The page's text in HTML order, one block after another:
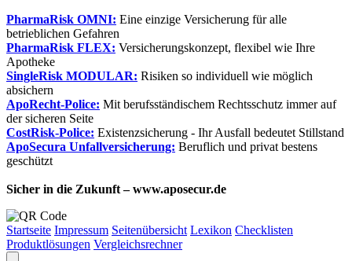
PharmaRisk OMNI: Eine einzige Versicherung für alle
betrieblichen Gefahren
PharmaRisk FLEX: Versicherungskonzept, flexibel wie Ihre
Apotheke
SingleRisk MODULAR: Risiken so individuell wie möglich
absichern
ApoRecht-Police: Mit berufsständischem Rechtsschutz immer auf
der sicheren Seite
CostRisk-Police: Existenzsicherung - Ihr Ausfall bedeutet Stillstand
ApoSecura Unfallversicherung: Beruflich und privat bestens
geschützt
Sicher in die Zukunft – www.aposecur.de
Startseite Impressum Seitenübersicht Lexikon Checklisten
Produktlösungen Vergleichsrechner